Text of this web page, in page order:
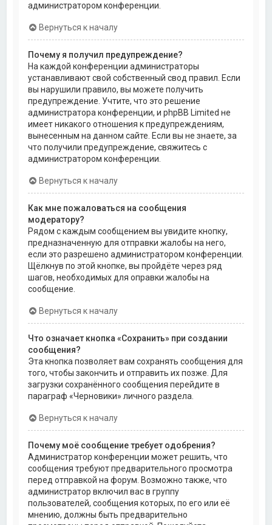
администратором конференции.
Вернуться к началу
Почему я получил предупреждение?
На каждой конференции администраторы
устанавливают свой собственный свод правил. Если
вы нарушили правило, вы можете получить
предупреждение. Учтите, что это решение
администратора конференции, и phpBB Limited не
имеет никакого отношения к предупреждениям,
вынесенным на данном сайте. Если вы не знаете, за
что получили предупреждение, свяжитесь с
администратором конференции.
Вернуться к началу
Как мне пожаловаться на сообщения
модератору?
Рядом с каждым сообщением вы увидите кнопку,
предназначенную для отправки жалобы на него,
если это разрешено администратором конференции.
Щёлкнув по этой кнопке, вы пройдёте через ряд
шагов, необходимых для оправки жалобы на
сообщение.
Вернуться к началу
Что означает кнопка «Сохранить» при создании
сообщения?
Эта кнопка позволяет вам сохранять сообщения для
того, чтобы закончить и отправить их позже. Для
загрузки сохранённого сообщения перейдите в
параграф «Черновики» личного раздела.
Вернуться к началу
Почему моё сообщение требует одобрения?
Администратор конференции может решить, что
сообщения требуют предварительного просмотра
перед отправкой на форум. Возможно также, что
администратор включил вас в группу
пользователей, сообщения которых, по его или её
мнению, должны быть предварительно